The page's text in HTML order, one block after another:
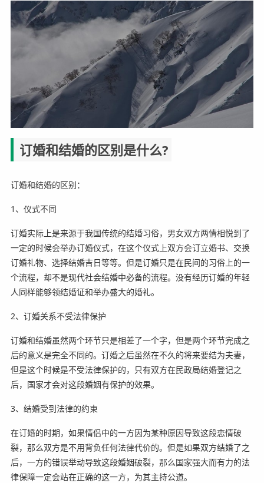
订婚和结婚的区别是什么?
订婚和结婚的区别：
1、仪式不同
订婚实际上是来源于我国传统的结婚习俗，男女双方两情相悦到了
一定的时候会举办订婚仪式，在这个仪式上双方会订立婚书、交换
订婚礼物、选择结婚吉日等等。但是订婚只是在民间的习俗上的一
个流程，却不是现代社会结婚中必备的流程。没有经历订婚的年轻
人同样能够领结婚证和举办盛大的婚礼。
2、订婚关系不受法律保护
订婚和结婚虽然两个环节只是相差了一个字，但是两个环节完成之
后的意义是完全不同的。订婚之后虽然在不久的将来要结为夫妻，
但是这个时候是不受法律保护的，只有双方在民政局结婚登记之
后，国家才会对这段婚姻有保护的效果。
3、结婚受到法律的约束
在订婚的时期，如果情侣中的一方因为某种原因导致这段恋情破
裂，那么双方是不用背负任何法律代价的。但是如果双方结婚了之
后，一方的错误举动导致这段婚姻破裂，那么国家强大而有力的法
律保障一定会站在正确的这一方，为其主持公道。